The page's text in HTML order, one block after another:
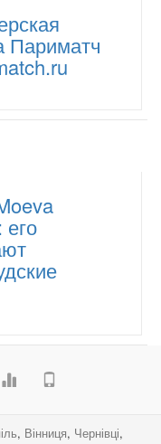
Париматч
его
, Вінниця, Чернівці,